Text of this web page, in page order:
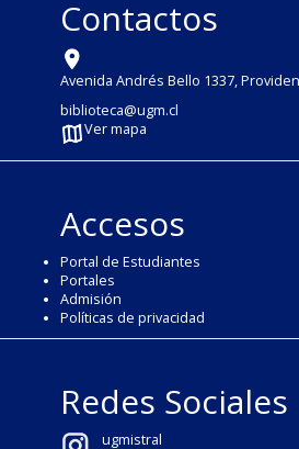
Contactos
Avenida Andrés Bello 1337,
biblioteca@ugm.cl
Ver mapa
Accesos
Portal de Estudiantes
Portales
Admisión
Políticas de privacidad
Redes Sociales
ugmistral